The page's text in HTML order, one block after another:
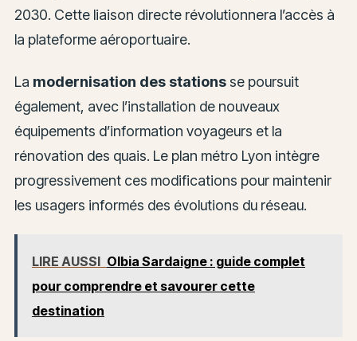
2030. Cette liaison directe révolutionnera l’accès à
la plateforme aéroportuaire.
La modernisation des stationsse poursuit
également, avec l’installation de nouveaux
équipements d’information voyageurs et la
rénovation des quais. Le plan métro Lyon intègre
progressivement ces modifications pour maintenir
les usagers informés des évolutions du réseau.
LIRE AUSSI Olbia Sardaigne : guide complet
pour comprendre et savourer cette
destination